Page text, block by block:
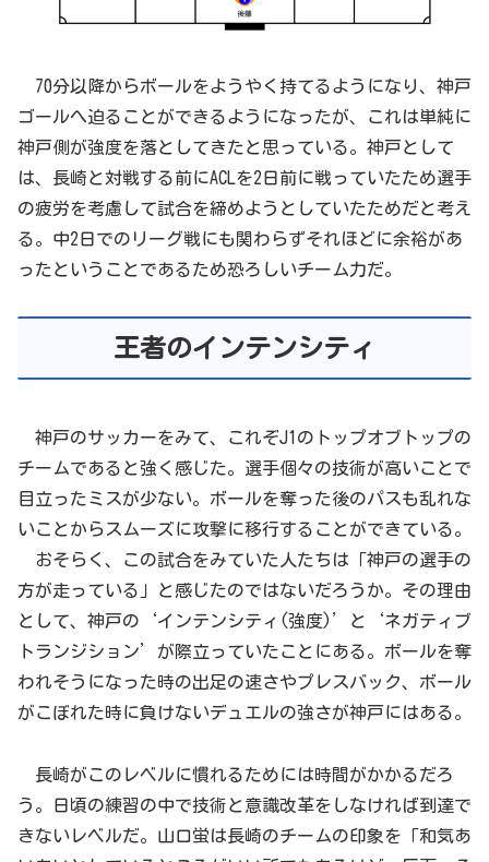
70分以降からボールをようやく持てるようになり、神戸
ゴールへ迫ることができるようになったが、これは単純に
神戸側が強度を落としてきたと思っている。神戸として
は、長崎と対戦する前にACLを2日前に戦っていたため選手
の疲労を考慮して試合を締めようとしていたためだと考え
る。中2日でのリーグ戦にも関わらずそれほどに余裕があ
ったということであるため恐ろしいチーム力だ。
王者のインテンシティ
神戸のサッカーをみて、これぞJ1のトップオブトップの
チームであると強く感じた。選手個々の技術が高いことで
目立ったミスが少ない。ボールを奪った後のパスも乱れな
いことからスムーズに攻撃に移行することができている。
おそらく、この試合をみていた人たちは「神戸の選手の
方が走っている」と感じたのではないだろうか。その理由
として、神戸の‘インテンシティ(強度)’と‘ネガティブ
トランジション’が際立っていたことにある。ボールを奪
われそうになった時の出足の速さやプレスバック、ボール
がこぼれた時に負けないデュエルの強さが神戸にはある。
長崎がこのレベルに慣れるためには時間がかかるだろ
う。日頃の練習の中で技術と意識改革をしなければ到達で
きないレベルだ。山口蛍は長崎のチームの印象を「和気あ